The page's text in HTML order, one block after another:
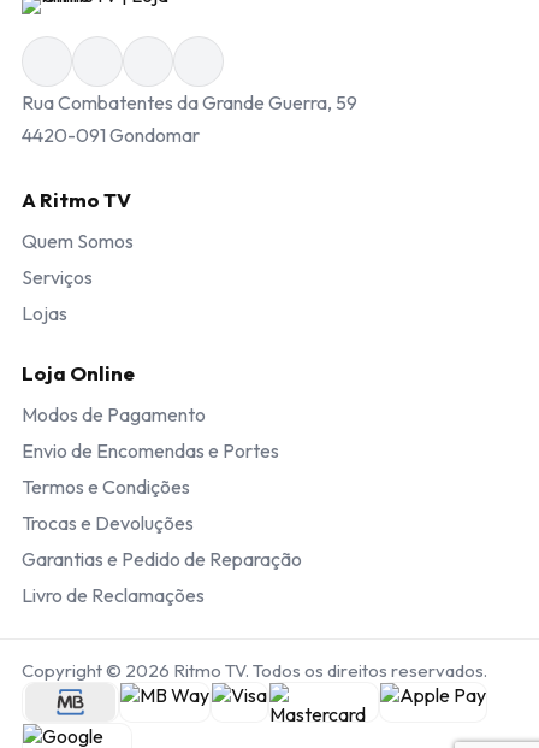
Rua Combatentes da Grande Guerra, 59
4420-091 Gondomar
A Ritmo TV
Quem Somos
Serviços
Lojas
Loja Online
Modos de Pagamento
Envio de Encomendas e Portes
Termos e Condições
Trocas e Devoluções
Garantias e Pedido de Reparação
Livro de Reclamações
Copyright © 2026 Ritmo TV. Todos os direitos reservados.